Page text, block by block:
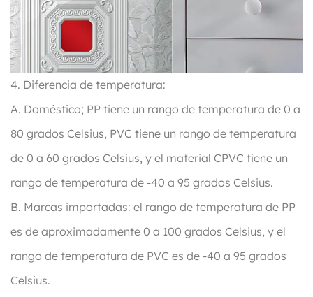
4. Diferencia de temperatura:
A. Doméstico; PP tiene un rango de temperatura de 0 a
80 grados Celsius, PVC tiene un rango de temperatura
de 0 a 60 grados Celsius, y el material CPVC tiene un
rango de temperatura de -40 a 95 grados Celsius.
B. Marcas importadas: el rango de temperatura de PP
es de aproximadamente 0 a 100 grados Celsius, y el
rango de temperatura de PVC es de -40 a 95 grados
Celsius.